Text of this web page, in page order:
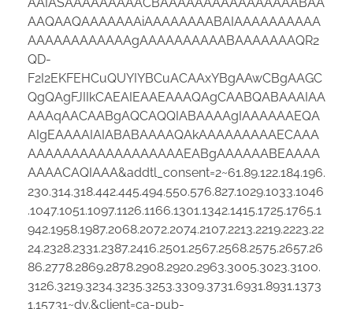
AAQAAQAAAAAAAiAAAAAAAABAIAAAAAAAAAA
AAAAAAAAAAAAgAAAAAAAAAABAAAAAAAQR2
QD-
F2I2EKFEHCuQUYIYBCuACAAxYBgAAwCBgAAGC
QgQAgFJIIkCAEAIEAAEAAAQAgCAABQABAAAIAA
AAAqAACAABgAQCAQQIABAAAAgIAAAAAAEQA
AIgEAAAAIAIABABAAAAQAkAAAAAAAAAECAAA
AAAAAAAAAAAAAAAAAAEABgAAAAAABEAAAA
AAAACAQIAAA&addtl_consent=2~61.89.122.184.196.
230.314.318.442.445.494.550.576.827.1029.1033.1046
.1047.1051.1097.1126.1166.1301.1342.1415.1725.1765.1
942.1958.1987.2068.2072.2074.2107.2213.2219.2223.22
24.2328.2331.2387.2416.2501.2567.2568.2575.2657.26
86.2778.2869.2878.2908.2920.2963.3005.3023.3100.
3126.3219.3234.3235.3253.3309.3731.6931.8931.1373
1.15731~dv.&client=ca-pub-